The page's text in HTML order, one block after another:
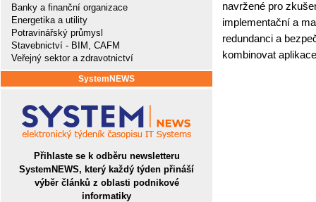
Banky a finanční organizace
Energetika a utility
Potravinářský průmysl
Stavebnictví - BIM, CAFM
Veřejný sektor a zdravotnictví
SystemNEWS
Přihlaste se k odběru newsletteru
SystemNEWS, který každý týden přináší
výběr článků z oblasti podnikové
informatiky
navržené pro
implementační a
redundanci a
kombinovat